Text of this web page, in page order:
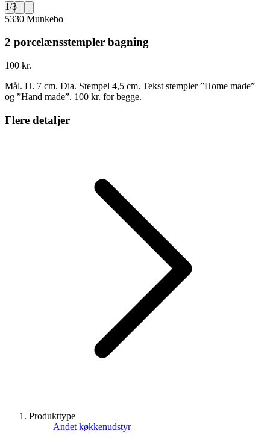
1/3
5330 Munkebo
2 porcelænsstempler bagning
100 kr.
Mål. H. 7 cm. Dia. Stempel 4,5 cm. Tekst stempler ”Home made”
og ”Hand made”. 100 kr. for begge.
Flere detaljer
Produkttype
Andet køkkenudstyr